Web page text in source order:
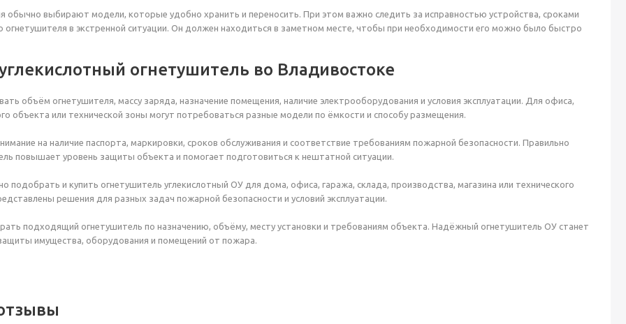
обычно выбирают модели, которые удобно хранить и переносить. При этом важно следить за исправностью устройства, сроками
огнетушителя в экстренной ситуации. Он должен находиться в заметном месте, чтобы при необходимости его можно было быстро
огнетушитель во Владивостоке
объём огнетушителя, массу заряда, назначение помещения, наличие электрооборудования и условия эксплуатации. Для офиса,
объекта или технической зоны могут потребоваться разные модели по ёмкости и способу размещения.
на наличие паспорта, маркировки, сроков обслуживания и соответствие требованиям пожарной безопасности. Правильно
повышает уровень защиты объекта и помогает подготовиться к нештатной ситуации.
подобрать и купить огнетушитель углекислотный ОУ для дома, офиса, гаража, склада, производства, магазина или технического
решения для разных задач пожарной безопасности и условий эксплуатации.
подходящий огнетушитель по назначению, объёму, месту установки и требованиям объекта. Надёжный огнетушитель ОУ станет
имущества, оборудования и помещений от пожара.